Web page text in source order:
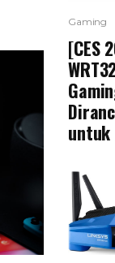
Gaming
[CES
untuk